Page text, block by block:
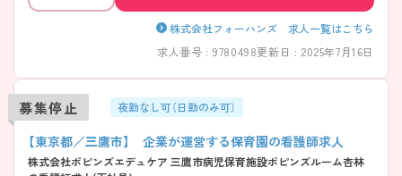
株式会社フォーハンズ 求人一覧はこちら
求人番号 : 9780498更新日 : 2025年7月16日
募集停止 夜勤なし可（日勤のみ可）
【東京都／三鷹市】 企業が運営する保育園の看護師求人
株式会社ポピンズエデュケア 三鷹市病児保育施設ポピンズルーム杏林